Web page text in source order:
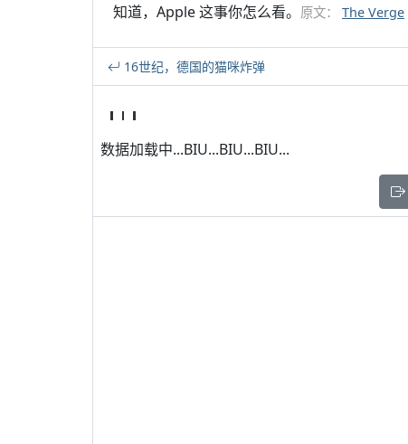
知道，Apple 这事你怎么看。 原文： The Verge
16世纪，德国的猫咪炸弹
数据加载中...BIU...BIU...BIU...